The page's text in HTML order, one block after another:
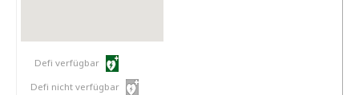
Defi verfügbar
Defi nicht verfügbar